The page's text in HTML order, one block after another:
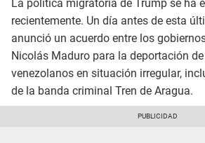
La política migratoria de Trump se ha
recientemente. Un día antes de esta
anunció un acuerdo entre los
Nicolás Maduro para la deportación
venezolanos en situación irregular,
de la banda criminal Tren de Aragua.